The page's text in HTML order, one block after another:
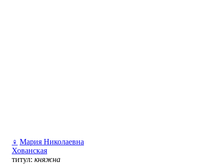
♀ Мария Николаевна
Хованская
титул: княжна